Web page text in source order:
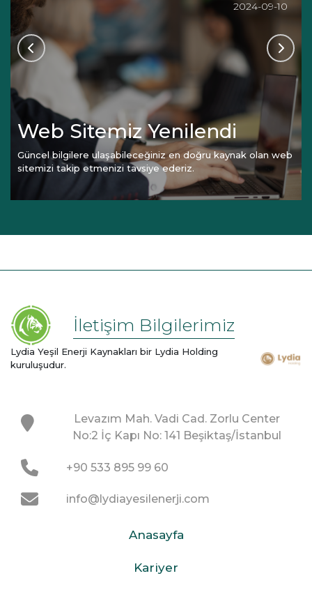
2024-09-10
Web Sitemiz Yenilendi
Güncel bilgilere ulaşabileceğiniz en doğru kaynak olan web
sitemizi takip etmenizi tavsiye ederiz.
İletişim Bilgilerimiz
Lydia Yeşil Enerji Kaynakları bir Lydia Holding
kuruluşudur.
Levazım Mah. Vadi Cad. Zorlu Center
No:2 İç Kapı No: 141 Beşiktaş/İstanbul
+90 533 895 99 60
info@lydiayesilenerji.com
Anasayfa
Kariyer